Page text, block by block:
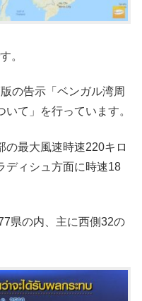
。
の告示「ベンガル湾周
て」を行っています。
の最大風速時速220キロ
ディシュ方面に時速18
県の内、主に西側32の